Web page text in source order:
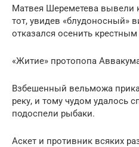
Матвея Шереметева вывели
тот, увидев «блудоносный»
отказался осенить
«Житие» протопопа
Взбешенный вельможа
реку, и тому чудом удалось
подоспели рыбаки.
Аскет и противник всяких